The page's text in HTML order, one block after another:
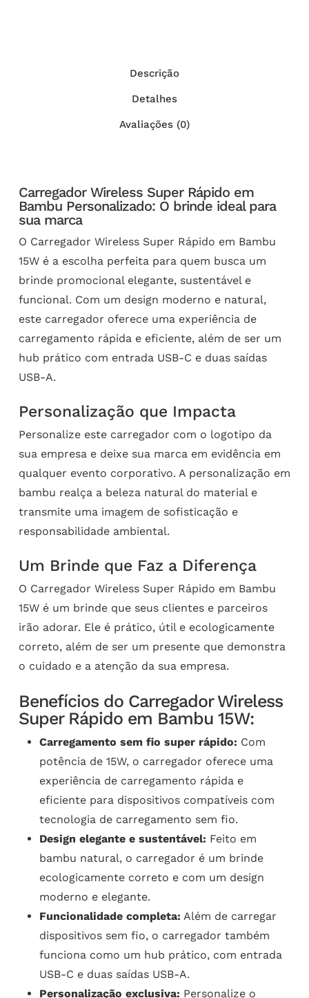
Descrição
Detalhes
Avaliações (0)
Carregador Wireless Super Rápido em
Bambu Personalizado: O brinde ideal para
sua marca
O Carregador Wireless Super Rápido em Bambu
15W é a escolha perfeita para quem busca um
brinde promocional elegante, sustentável e
funcional. Com um design moderno e natural,
este carregador oferece uma experiência de
carregamento rápida e eficiente, além de ser um
hub prático com entrada USB-C e duas saídas
USB-A.
Personalização que Impacta
Personalize este carregador com o logotipo da
sua empresa e deixe sua marca em evidência em
qualquer evento corporativo. A personalização em
bambu realça a beleza natural do material e
transmite uma imagem de sofisticação e
responsabilidade ambiental.
Um Brinde que Faz a Diferença
O Carregador Wireless Super Rápido em Bambu
15W é um brinde que seus clientes e parceiros
irão adorar. Ele é prático, útil e ecologicamente
correto, além de ser um presente que demonstra
o cuidado e a atenção da sua empresa.
Benefícios do Carregador Wireless
Super Rápido em Bambu 15W:
Carregamento sem fio super rápido: Com
potência de 15W, o carregador oferece uma
experiência de carregamento rápida e
eficiente para dispositivos compatíveis com
tecnologia de carregamento sem fio.
Design elegante e sustentável: Feito em
bambu natural, o carregador é um brinde
ecologicamente correto e com um design
moderno e elegante.
Funcionalidade completa: Além de carregar
dispositivos sem fio, o carregador também
funciona como um hub prático, com entrada
USB-C e duas saídas USB-A.
Personalização exclusiva: Personalize o